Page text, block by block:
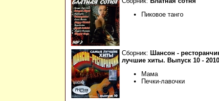
Пиковое танго
Сборник: Шансон -
лучшие хиты. Выпуск 10 -
Мама
Печки-лавочки